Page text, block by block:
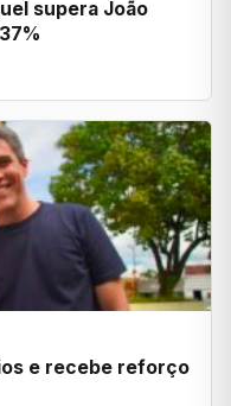
supera João
e recebe reforço